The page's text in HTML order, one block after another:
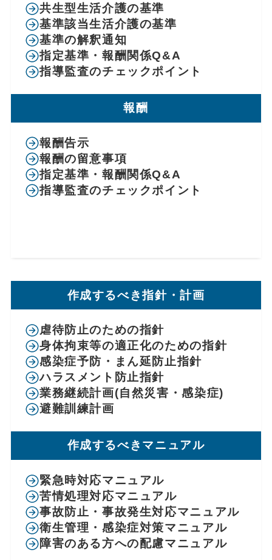
共生型生活介護の基準
基準該当生活介護の基準
基準の解釈通知
指定基準・報酬関係Q&A
指導監査のチェックポイント
報酬
報酬告示
報酬の留意事項
指定基準・報酬関係Q&A
指導監査のチェックポイント
作成するべき指針・計画
虐待防止のための指針
身体拘束等の適正化のための指針
感染症予防・まん延防止指針
ハラスメント防止指針
業務継続計画(自然災害・感染症)
避難訓練計画
作成するべきマニュアル
緊急時対応マニュアル
苦情処理対応マニュアル
事故防止・事故発生対応マニュアル
衛生管理・感染症対策マニュアル
障害のある方への配慮マニュアル